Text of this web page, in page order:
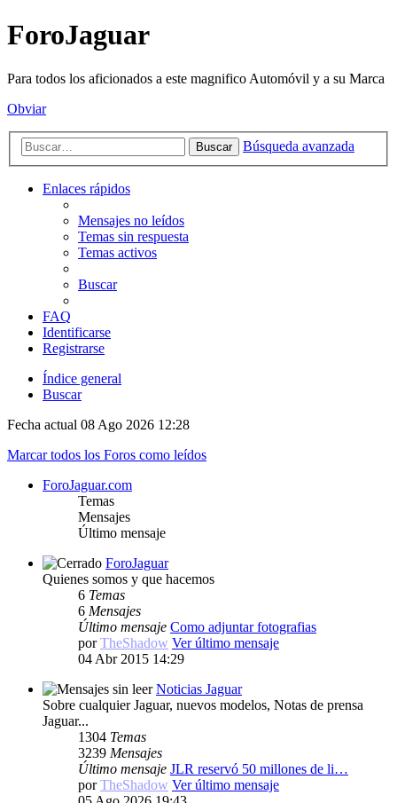
ForoJaguar
Para todos los aficionados a este magnifico Automóvil y a su Marca
Obviar
Buscar Búsqueda avanzada
Enlaces rápidos
Mensajes no leídos
Temas sin respuesta
Temas activos
Buscar
FAQ
Identificarse
Registrarse
Índice general
Buscar
Fecha actual 08 Ago 2026 12:28
Marcar todos los Foros como leídos
ForoJaguar.com
Temas
Mensajes
Último mensaje
ForoJaguar
Quienes somos y que hacemos
6 Temas
6 Mensajes
Último mensaje Como adjuntar fotografias
porTheShadow Ver último mensaje
04 Abr 2015 14:29
Noticias Jaguar
Sobre cualquier Jaguar, nuevos modelos, Notas de prensa
Jaguar...
1304 Temas
3239 Mensajes
Último mensaje JLR reservó 50 millones de li…
porTheShadow Ver último mensaje